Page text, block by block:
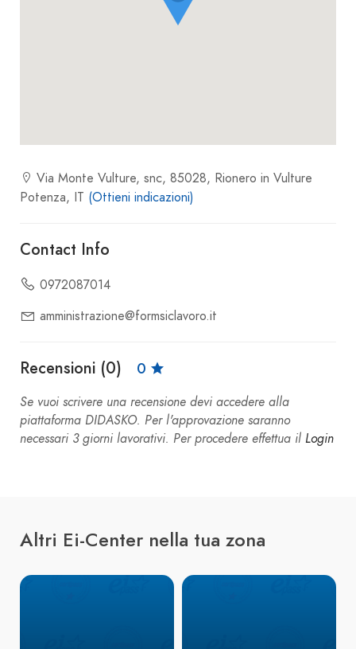
Via Monte Vulture, snc, 85028, Rionero in Vulture
Potenza, IT (Ottieni indicazioni)
Contact Info
0972087014
amministrazione@formsiclavoro.it
Recensioni (0) 0
Se vuoi scrivere una recensione devi accedere alla
piattaforma DIDASKO. Per l'approvazione saranno
necessari 3 giorni lavorativi. Per procedere effettua il Login
Altri Ei-Center nella tua zona